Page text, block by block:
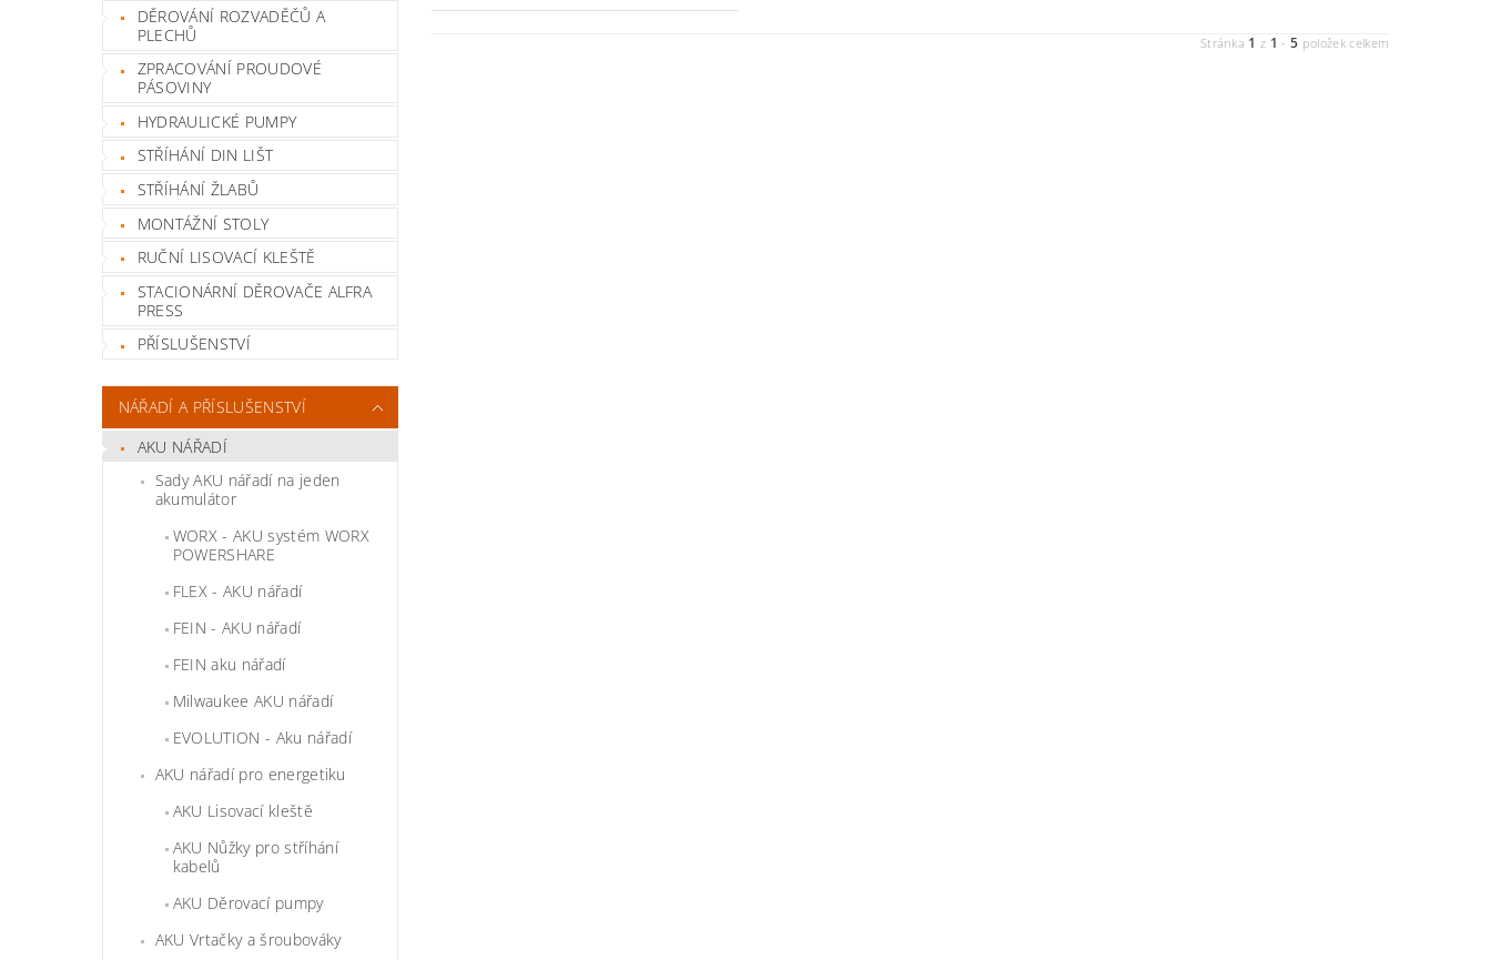
DĚROVÁNÍ ROZVADĚČŮ A
PLECHŮ
ZPRACOVÁNÍ PROUDOVÉ
PÁSOVINY
HYDRAULICKÉ PUMPY
STŘÍHÁNÍ DIN LIŠT
STŘÍHÁNÍ ŽLABŮ
MONTÁŽNÍ STOLY
RUČNÍ LISOVACÍ KLEŠTĚ
STACIONÁRNÍ DĚROVAČE ALFRA
PRESS
PŘÍSLUŠENSTVÍ
NÁŘADÍ A PŘÍSLUŠENSTVÍ
AKU NÁŘADÍ
Sady AKU nářadí na jeden
akumulátor
WORX - AKU systém WORX
POWERSHARE
FLEX - AKU nářadí
FEIN - AKU nářadí
FEIN aku nářadí
Milwaukee AKU nářadí
EVOLUTION - Aku nářadí
AKU nářadí pro energetiku
AKU Lisovací kleště
AKU Nůžky pro stříhání
kabelů
AKU Děrovací pumpy
AKU Vrtačky a šroubováky
Stránka 1 z 1 -5 položek celkem